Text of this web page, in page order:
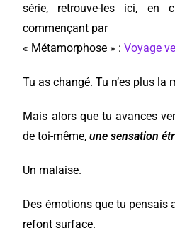
série, retrouve-les ici, en
commençant par
« Métamorphose » :Voyage
Tu as changé. Tu n’es plus la
Mais alors que tu avances
de toi-même,une sensation
Un malaise.
Des émotions que tu pensais
refont surface.